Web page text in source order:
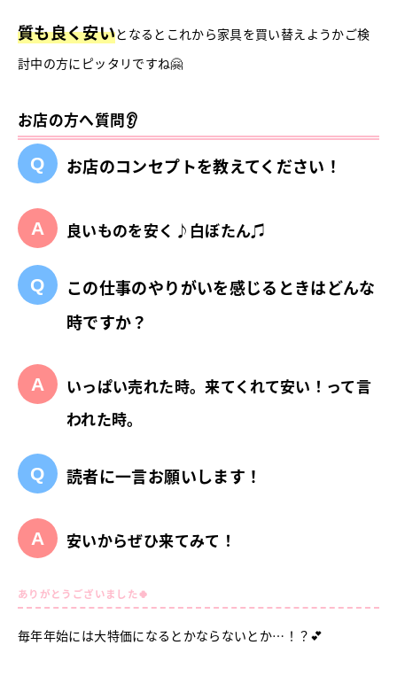
質も良く安いとなるとこれから家具を買い替えようかご検
討中の方にピッタリですね🤗
お店の方へ質問👂
お店のコンセプトを教えてください！
良いものを安く♪白ぼたん♫
この仕事のやりがいを感じるときはどんな
時ですか？
いっぱい売れた時。来てくれて安い！って言
われた時。
読者に一言お願いします！
安いからぜひ来てみて！
ありがとうございました🍀
毎年年始には大特価になるとかならないとか…！？💕